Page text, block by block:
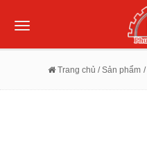
Toggle
Trang chủ / Sản phẩm